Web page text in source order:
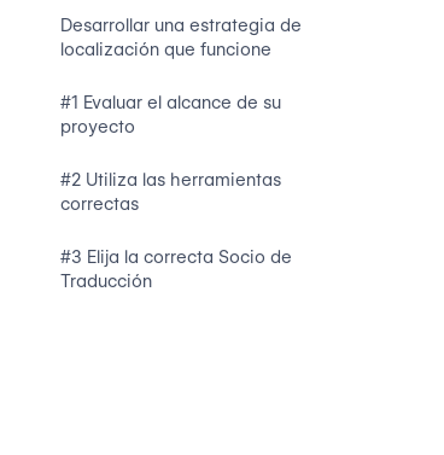
Desarrollar una estrategia de
localización que funcione
#1 Evaluar el alcance de su
proyecto
#2 Utiliza las herramientas
correctas
#3 Elija la correcta Socio de
Traducción